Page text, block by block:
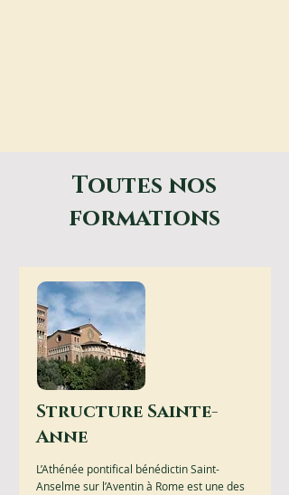
Toutes nos
formations
Structure Sainte-
Anne
L’Athénée pontifical bénédictin Saint-
Anselme sur l’Aventin à Rome est une des